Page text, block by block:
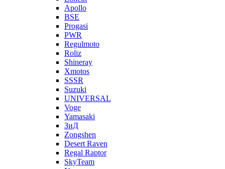
Apollo
BSE
Progasi
PWR
Regulmoto
Roliz
Shineray
Xmotos
SSSR
Suzuki
UNIVERSAL
Voge
Yamasaki
ЗиД
Zongshen
Desert Raven
Regal Raptor
SkyTeam